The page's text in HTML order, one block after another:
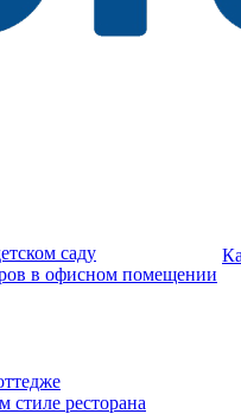
саду
в офисном помещении
стиле ресторана